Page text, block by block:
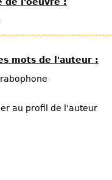
mots de l'auteur :
au profil de l'auteur